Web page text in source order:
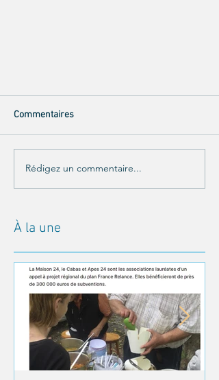
Commentaires
Rédigez un commentaire...
À la une